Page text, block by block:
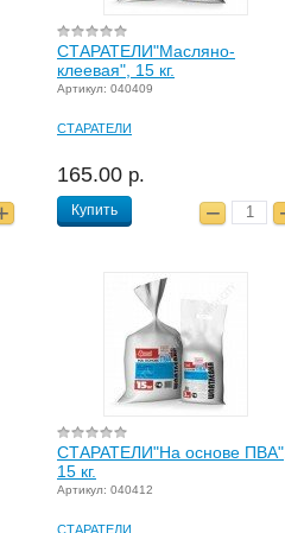
СТАРАТЕЛИ"Масляно-
клеевая", 15 кг.
Артикул: 040409
СТАРАТЕЛИ
165.00 р.
Купить
СТАРАТЕЛИ"На основе ПВА",
15 кг.
Артикул: 040412
СТАРАТЕЛИ